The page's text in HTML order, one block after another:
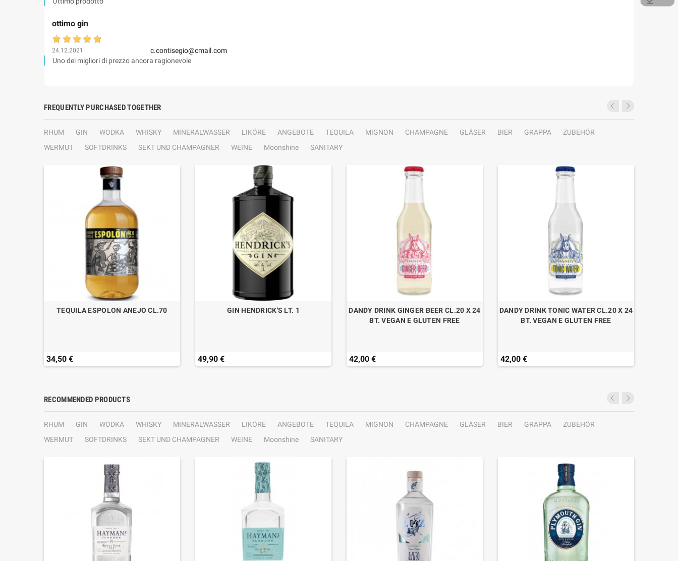
ottimo gin
24.12.2021
c.contisegio@cmail.com
Uno dei migliori di prezzo ancora ragionevole
FREQUENTLY PURCHASED TOGETHER
RHUM GIN WODKA WHISKY MINERALWASSER LIKÖRE ANGEBOTE TEQUILA MIGNON CHAMPAGNE GLÄSER BIER GRAPPA
ZUBEHÖR
WERMUT
SOFTDRINKS SEKT UND CHAMPAGNER WEINE Moonshine SANITARY
TEQUILA ESPOLON ANEJO CL.70
34,50 €
GIN HENDRICK'S LT. 1
49,90 €
DANDY DRINK GINGER BEER CL.20 X 24
BT. VEGAN E GLUTEN FREE
42,00 €
DANDY DRINK TONIC WATER CL.20 X 24
BT. VEGAN E GLUTEN FREE
42,00 €
RECOMMENDED PRODUCTS
RHUM GIN WODKA WHISKY MINERALWASSER LIKÖRE ANGEBOTE TEQUILA MIGNON CHAMPAGNE GLÄSER BIER GRAPPA
ZUBEHÖR
WERMUT
SOFTDRINKS SEKT UND CHAMPAGNER WEINE Moonshine SANITARY